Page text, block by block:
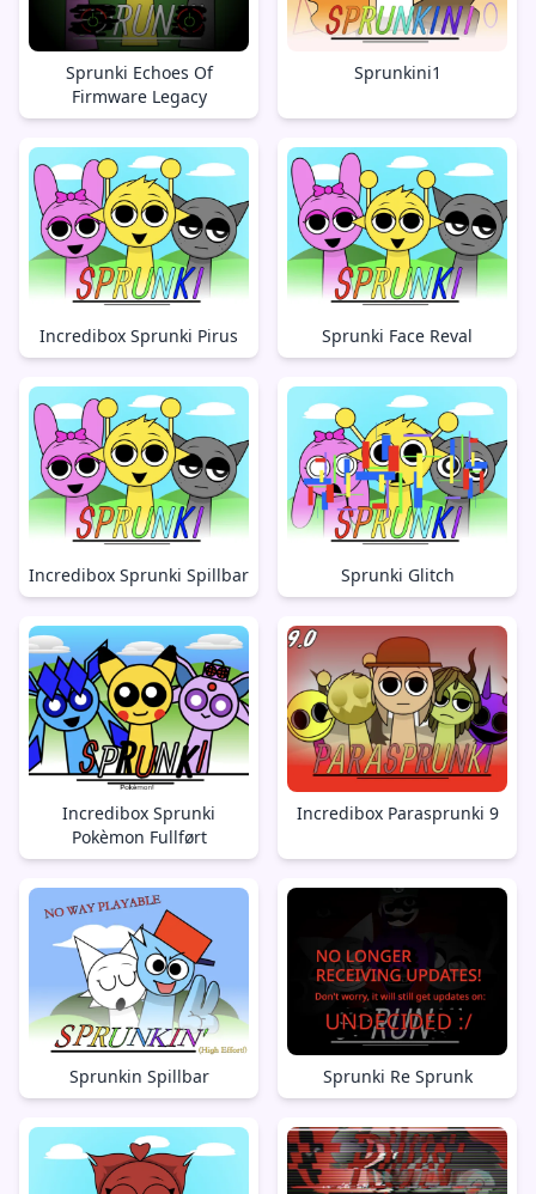
Sprunki Echoes Of
Firmware Legacy
Sprunkini1
Incredibox Sprunki Pirus Sprunki Face Reval
Incredibox Sprunki Spillbar Sprunki Glitch
Incredibox Sprunki
Pokèmon Fullført
Incredibox Parasprunki 9
Sprunkin Spillbar Sprunki Re Sprunk